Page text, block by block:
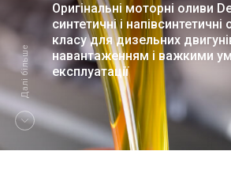
Оригінальні моторні оливи
синтетичні і
класу для дизельних
навантаженням і важкими
експлуатації
Далі більше